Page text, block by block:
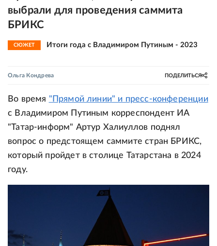
выбрали для проведения саммита
БРИКС
СЮЖЕТ Итоги года с Владимиром Путиным - 2023
Ольга Кондрева ПОДЕЛИТЬСЯ
Во время "Прямой линии" и пресс-конференции
с Владимиром Путиным корреспондент ИА
"Татар-информ" Артур Халиуллов поднял
вопрос о предстоящем саммите стран БРИКС,
который пройдет в столице Татарстана в 2024
году.